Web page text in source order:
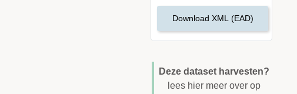
Download XML (EAD)
Deze dataset harvesten?
lees hier meer over op